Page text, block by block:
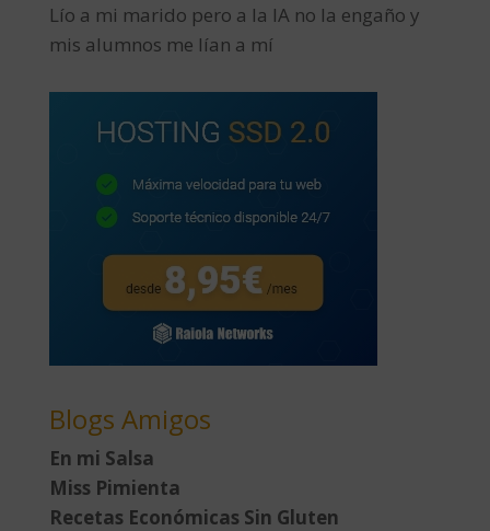
Lío a mi marido pero a la IA no la engaño y
mis alumnos me lían a mí
Blogs Amigos
En mi Salsa
Miss Pimienta
Recetas Económicas Sin Gluten